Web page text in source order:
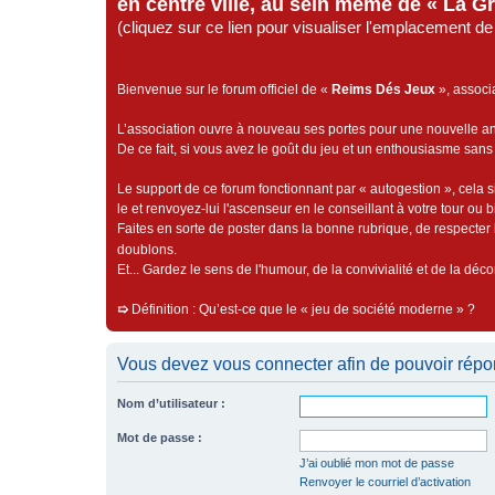
en centre ville, au sein même de « La
(cliquez sur ce lien pour visualiser l'emplacement
Bienvenue sur le forum officiel de « Reims Dés Jeux »,
L’association ouvre à nouveau ses portes pour une nouvelle
De ce fait, si vous avez le goût du jeu et un enthousiasme
Le support de ce forum fonctionnant par « autogestion »,
le et renvoyez-lui l'ascenseur en le conseillant à votre tour
Faites en sorte de poster dans la bonne rubrique, de
doublons.
Et... Gardez le sens de l'humour, de la convivialité et de la
➯ Définition : Qu’est-ce que le « jeu de société moderne » ?
Vous devez vous connecter afin de pouvoir
Nom d’utilisateur :
Mot de passe :
J’ai oublié mon mot de passe
Renvoyer le courriel d’activation